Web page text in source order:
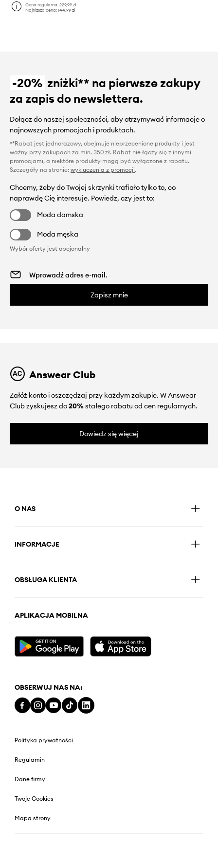
Cena regularna:229,99 zł
Najniższa cena:144,99 zł
-20% zniżki** na pierwsze zakupy
za zapis do newslettera.
Dołącz do naszej społeczności, aby otrzymywać informacje o
najnowszych promocjach i produktach.
**Rabat jest jednorazowy, obejmuje nieprzecenione produkty i jest
ważny przy zakupach za min. 350 zł. Rabat nie łączy się z innymi
promocjami, a niektóre produkty mogą być wyłączone z rabatu.
Szczegóły na stronie: wykluczenia z promocji.
Chcemy, żeby do Twojej skrzynki trafiało tylko to, co
naprawdę Cię interesuje. Powiedz, czy jest to:
Moda damska
Moda męska
Wybór oferty jest opcjonalny
Zapisz mnie
Answear Club
Załóż konto i oszczędzaj przy każdym zakupie. W Answear
Club zyskujesz do20%stałego rabatu od cen regularnych.
Dowiedz się więcej
O NAS
INFORMACJE
OBSŁUGA KLIENTA
APLIKACJA MOBILNA
OBSERWUJ NAS NA:
Polityka prywatności
Regulamin
Dane firmy
Twoje Cookies
Mapa strony